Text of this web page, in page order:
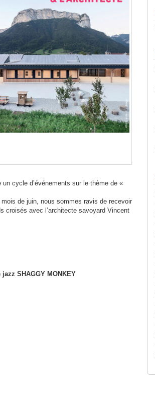
un cycle d’événements sur le thème de «
de juin, nous sommes ravis de recevoir
croisés avec l’architecte savoyard Vincent
jazz SHAGGY MONKEY